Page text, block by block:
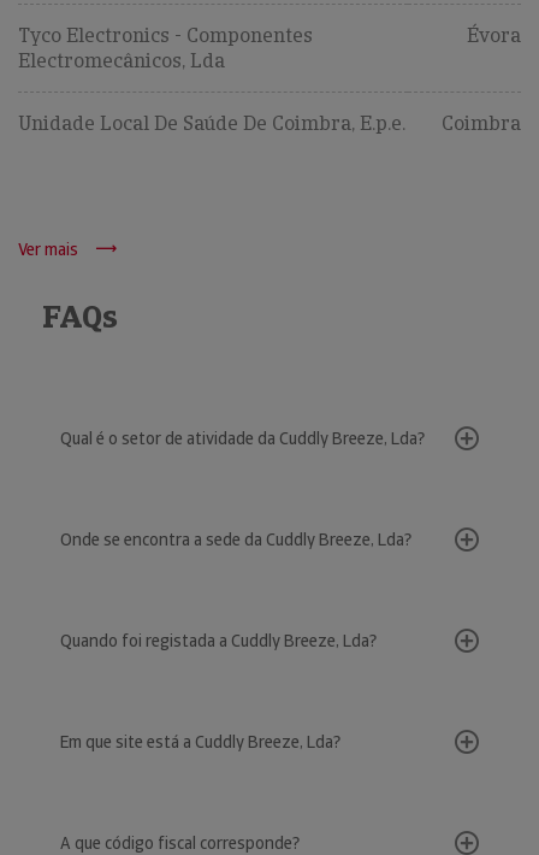
Tyco Electronics - Componentes
Electromecânicos, Lda
Évora
Unidade Local De Saúde De Coimbra, E.p.e. Coimbra
Ver mais
FAQs
Qual é o setor de atividade da Cuddly Breeze, Lda?
Onde se encontra a sede da Cuddly Breeze, Lda?
Quando foi registada a Cuddly Breeze, Lda?
Em que site está a Cuddly Breeze, Lda?
A que código fiscal corresponde?